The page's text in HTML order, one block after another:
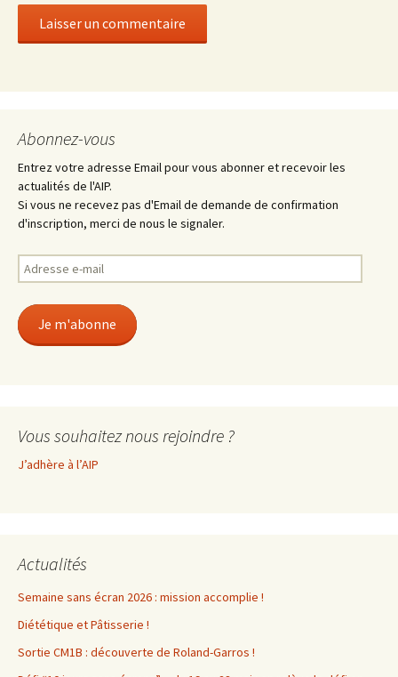
Abonnez-vous
Entrez votre adresse Email pour vous abonner et recevoir les
actualités de l'AIP.
Si vous ne recevez pas d'Email de demande de confirmation
d'inscription, merci de nous le signaler.
Adresse
e-
Je m'abonne
Vous souhaitez nous rejoindre ?
J’adhère à l’AIP
Actualités
Semaine sans écran 2026 : mission accomplie !
Diététique et Pâtisserie !
Sortie CM1B : découverte de Roland-Garros !